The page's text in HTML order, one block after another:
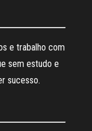
e trabalho com
sem estudo e
sucesso.